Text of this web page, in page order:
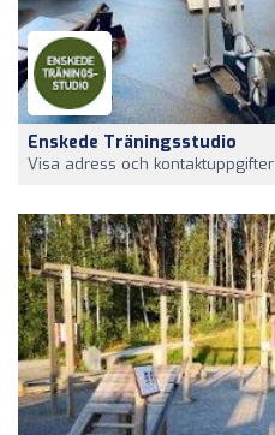
Enskede Träningsstudio
Visa adress och kontaktuppgifter